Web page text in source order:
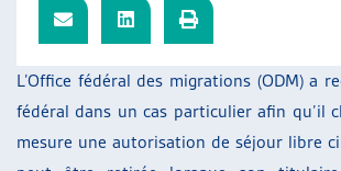
L’Office fédéral des migrations (ODM) a
fédéral dans un cas particulier afin qu’il
mesure une autorisation de séjour libre